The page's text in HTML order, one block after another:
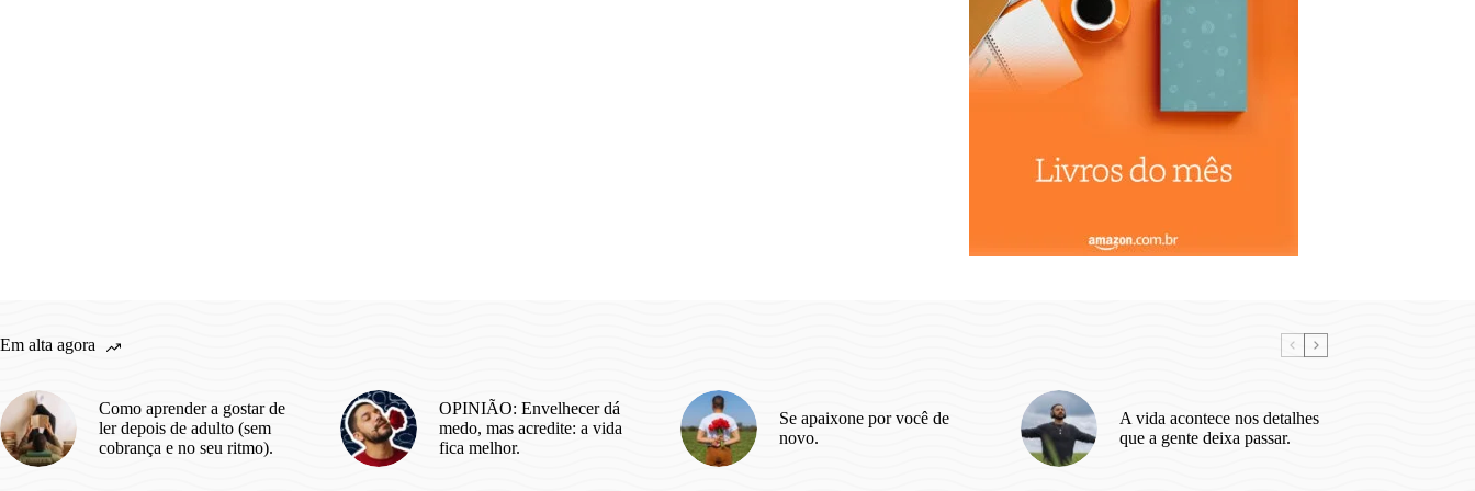
Em alta agora
Como aprender a gostar de
ler depois de adulto (sem
cobrança e no seu ritmo).
OPINIÃO: Envelhecer dá
medo, mas acredite: a vida
fica melhor.
Se apaixone por você de
novo.
A vida acontece nos detalhes
que a gente deixa passar.